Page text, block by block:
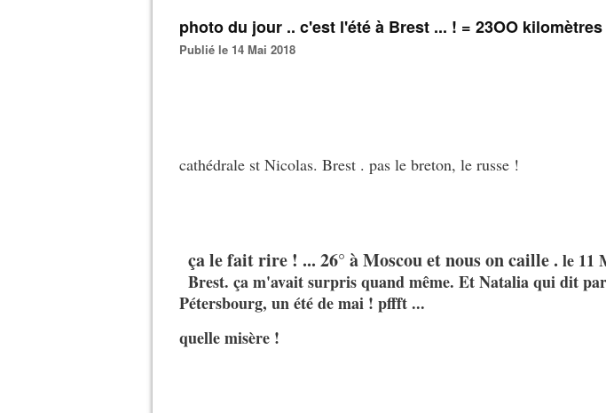
photo du jour .. c'est l'été à Brest ... ! = 23OO
Publié le 14 Mai 2018
cathédrale st Nicolas. Brest . pas le breton, le russe !
ça le fait rire ! ... 26° à Moscou et nous on caille . le 11
Brest. ça m'avait surpris quand même. Et Natalia qui dit
Pétersbourg, un été de mai ! pffft ...
quelle misère !